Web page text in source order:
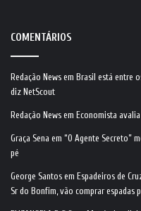
COMENTÁRIOS
Redação News em Brasil está entre
diz NetScout
Redação News em Economista
Graça Sena em “O Agente Secreto”
pé
George Santos em Espadeiros de
Sr do Bonfim, vão comprar espadas